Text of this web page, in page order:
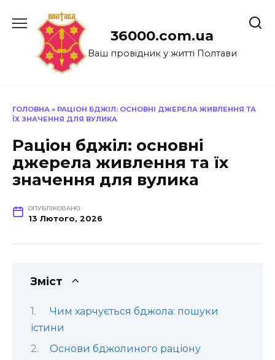
до
36000.com.ua
Ваш провідник у житті Полтави
ГОЛОВНА » РАЦІОН БДЖІЛ: ОСНОВНІ ДЖЕРЕЛА ЖИВЛЕННЯ ТА
ЇХ ЗНАЧЕННЯ ДЛЯ ВУЛИКА
Раціон бджіл: основні
джерела живлення та їх
значення для вулика
ОПУБЛІКОВАНО
13 Лютого, 2026
Зміст
Чим харчується бджола: пошуки
істини
Основи бджолиного раціону